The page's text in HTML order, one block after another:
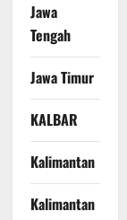
Jawa
Tengah
Jawa Timur
KALBAR
Kalimantan
Kalimantan